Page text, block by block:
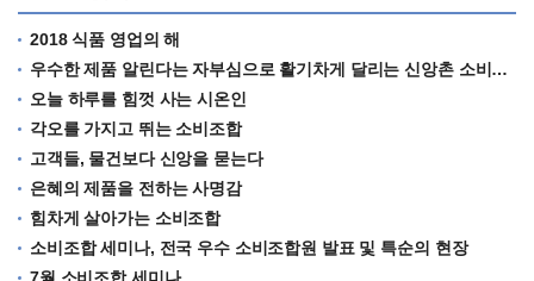
2018 식품 영업의 해
우수한 제품 알린다는 자부심으로 활기차게 달리는 신앙촌 소비조합
오늘 하루를 힘껏 사는 시온인
각오를 가지고 뛰는 소비조합
고객들, 물건보다 신앙을 묻는다
은혜의 제품을 전하는 사명감
힘차게 살아가는 소비조합
소비조합 세미나, 전국 우수 소비조합원 발표 및 특순의 현장